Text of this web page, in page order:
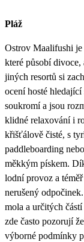
Pláž
Ostrov Maalifushi
které působí
jiných resortů si
ocení hosté
soukromí a jsou
klidné relaxování i
křišťálově čisté, s
paddleboarding
měkkým pískem.
lodní provoz a
nerušený
mola a určitých
zde často pozorují
výborné podmínky